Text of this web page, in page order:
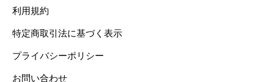
利用規約
特定商取引法に基づく表示
プライバシーポリシー
お問い合わせ